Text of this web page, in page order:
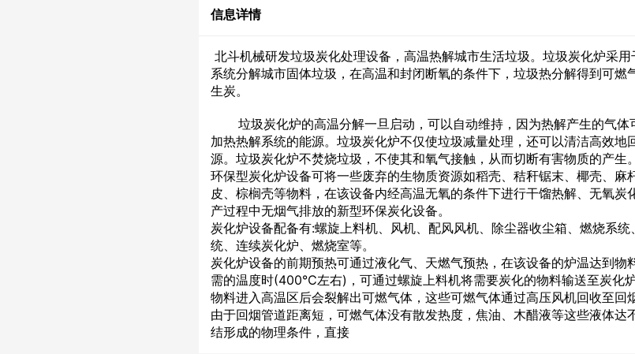
信息详情
北斗机械研发垃圾炭化处理设备，高温热解城市生活垃圾。垃圾炭化炉采用
系统分解城市固体垃圾，在高温和封闭断氧的条件下，垃圾热分解得到可燃
生炭。
垃圾炭化炉的高温分解一旦启动，可以自动维持，因为热解产生的气体
加热热解系统的能源。垃圾炭化炉不仅使垃圾减量处理，还可以清洁高效地
源。垃圾炭化炉不焚烧垃圾，不使其和氧气接触，从而切断有害物质的产生。
环保型炭化炉设备可将一些废弃的生物质资源如稻壳、秸秆锯末、椰壳、麻
皮、棕榈壳等物料，在该设备内经高温无氧的条件下进行干馏热解、无氧炭
产过程中无烟气排放的新型环保炭化设备。
炭化炉设备配备有:螺旋上料机、风机、配风风机、除尘器收尘箱、燃烧系统
统、连续炭化炉、燃烧室等。
炭化炉设备的前期预热可通过液化气、天燃气预热，在该设备的炉温达到物
需的温度时(400℃左右)，可通过螺旋上料机将需要炭化的物料输送至炭化炉
物料进入高温区后会裂解出可燃气体，这些可燃气体通过高压风机回收至回
由于回烟管道距离短，可燃气体没有散发热度，焦油、木醋液等这些液体达
结形成的物理条件，直接